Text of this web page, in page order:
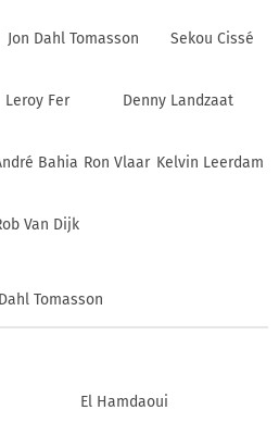
Jon Dahl Tomasson Sekou Cissé
Leroy Fer Denny Landzaat
Bahia Ron Vlaar Kelvin Leerdam
Van Dijk
Tomasson
El Hamdaoui